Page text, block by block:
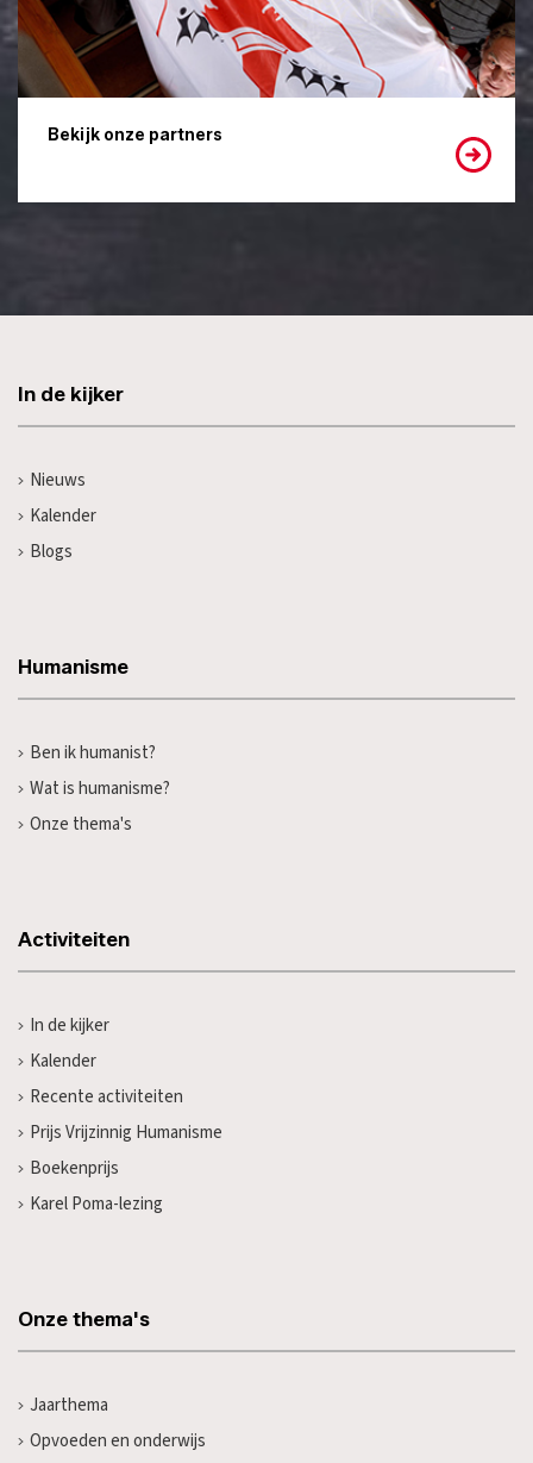
Bekijk onze partners
In de kijker
Nieuws
Kalender
Blogs
Humanisme
Ben ik humanist?
Wat is humanisme?
Onze thema's
Activiteiten
In de kijker
Kalender
Recente activiteiten
Prijs Vrijzinnig Humanisme
Boekenprijs
Karel Poma-lezing
Onze thema's
Jaarthema
Opvoeden en onderwijs